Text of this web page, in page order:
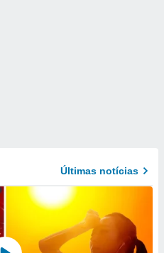
Últimas notícias